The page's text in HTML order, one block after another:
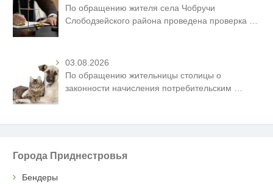
По обращению жителя села Чобручи
Слободзейского района проведена проверка
03.08.2026
По обращению жительницы столицы о
законности начисления потребительским
Города Приднестровья
Бендеры